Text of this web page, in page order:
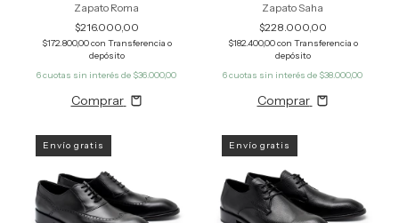
Zapato Roma
$216.000,00
$172.800,00con Transferencia o
depósito
6cuotas sin interés de $36.000,00
Comprar
Zapato Saha
$228.000,00
$182.400,00con Transferencia o
depósito
6cuotas sin interés de $38.000,00
Comprar
Envío gratis Envío gratis